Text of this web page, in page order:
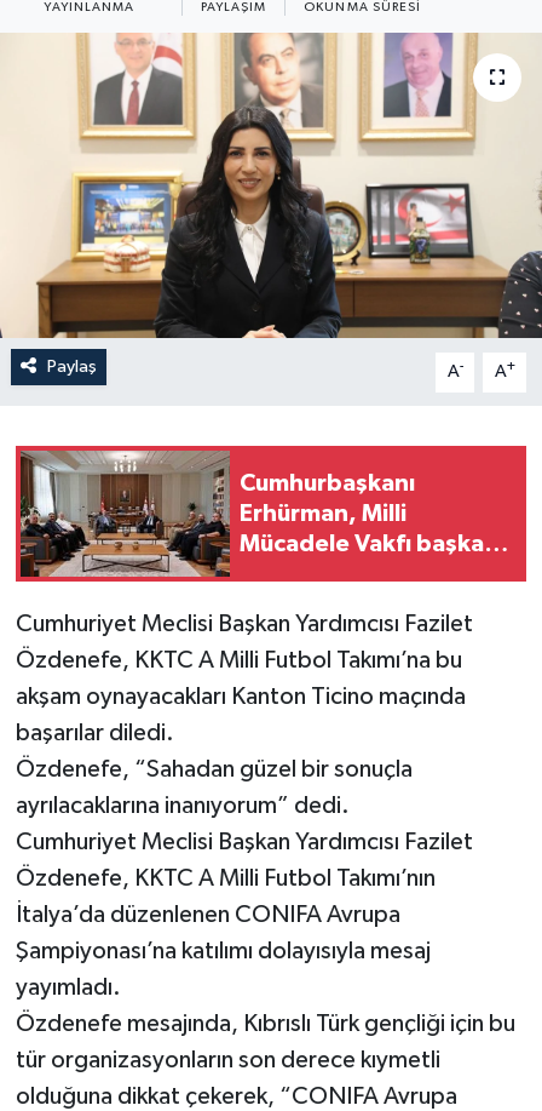
YAYINLANMA PAYLAŞIM OKUNMA SÜRESI
Paylaş A- A+
Cumhurbaşkanı
Erhürman, Milli
Mücadele Vakfı başkanı
Cumhuriyet Meclisi Başkan Yardımcısı Fazilet
Özdenefe, KKTC A Milli Futbol Takımı’na bu
akşam oynayacakları Kanton Ticino maçında
başarılar diledi.
Özdenefe, “Sahadan güzel bir sonuçla
ayrılacaklarına inanıyorum” dedi.
Cumhuriyet Meclisi Başkan Yardımcısı Fazilet
Özdenefe, KKTC A Milli Futbol Takımı’nın
İtalya’da düzenlenen CONIFA Avrupa
Şampiyonası’na katılımı dolayısıyla mesaj
yayımladı.
Özdenefe mesajında, Kıbrıslı Türk gençliği için bu
tür organizasyonların son derece kıymetli
olduğuna dikkat çekerek, “CONIFA Avrupa